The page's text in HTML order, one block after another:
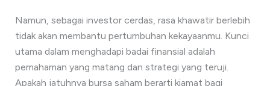
Namun, sebagai investor cerdas, rasa khawatir berlebih
tidak akan membantu pertumbuhan kekayaanmu. Kunci
utama dalam menghadapi badai finansial adalah
pemahaman yang matang dan strategi yang teruji.
Apakah jatuhnya bursa saham berarti kiamat bagi